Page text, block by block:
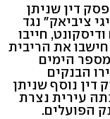
דין שניתן
ציביאק" נגד
חייבו
את הריבית
ולא לפי מספר הימים
הבנקים
בפסק דין נוסף שניתן
עירית נצרת